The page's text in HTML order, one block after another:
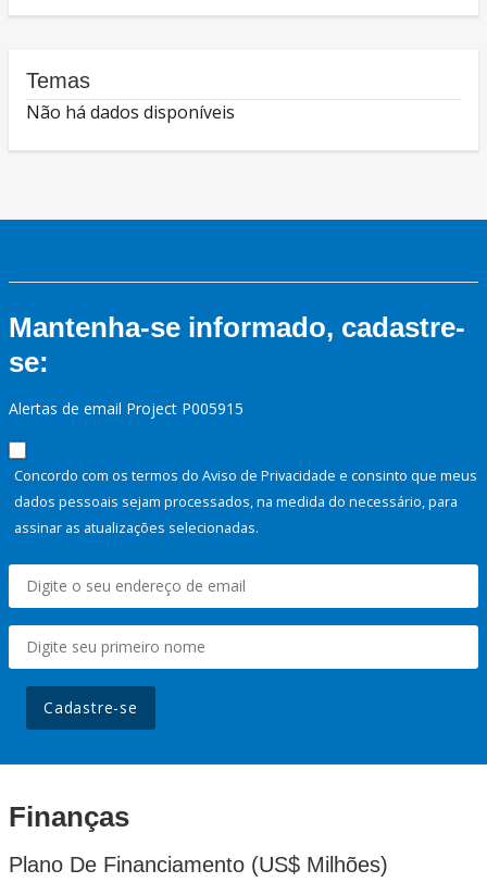
Temas
Não há dados disponíveis
Mantenha-se informado, cadastre-
se:
Alertas de email Project P005915
Concordo com os termos do Aviso de Privacidade e consinto que meus
dados pessoais sejam processados, na medida do necessário, para
assinar as atualizações selecionadas.
Cadastre-se
Finanças
Plano De Financiamento (US$ Milhões)